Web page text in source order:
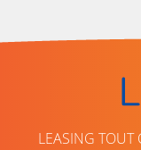
LEASING TOUT